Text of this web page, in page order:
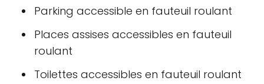
Parking accessible en fauteuil roulant
Places assises accessibles en fauteuil
roulant
Toilettes accessibles en fauteuil roulant